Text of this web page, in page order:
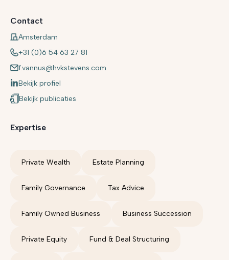
Contact
Amsterdam
+31 (0)6 54 63 27 81
f.vannus@hvkstevens.com
Bekijk profiel
Bekijk publicaties
Expertise
Private Wealth Estate Planning
Family Governance Tax Advice
Family Owned Business Business Succession
Private Equity Fund & Deal Structuring